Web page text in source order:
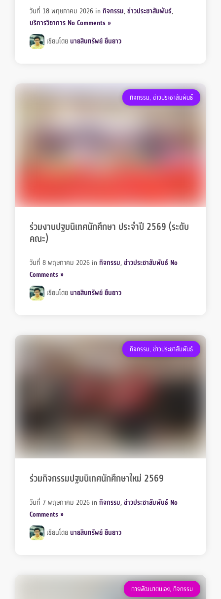
วันที่ 18 พฤษภาคม 2026 inกิจกรรม,ข่าวประชาสัมพันธ์,
บริการวิชาการ No Comments »
เขียนโดย นายสินทรัพย์ ยืนยาว
กิจกรรม, ข่าวประชาสัมพันธ์
ร่วมงานปฐมนิเทศนักศึกษา ประจำปี 2569 (ระดับ
คณะ)
วันที่ 8 พฤษภาคม 2026 inกิจกรรม,ข่าวประชาสัมพันธ์ No
Comments »
เขียนโดย นายสินทรัพย์ ยืนยาว
กิจกรรม, ข่าวประชาสัมพันธ์
ร่วมกิจกรรมปฐมนิเทศนักศึกษาใหม่ 2569
วันที่ 7 พฤษภาคม 2026 inกิจกรรม,ข่าวประชาสัมพันธ์ No
Comments »
เขียนโดย นายสินทรัพย์ ยืนยาว
การพัฒนาตนเอง, กิจกรรม